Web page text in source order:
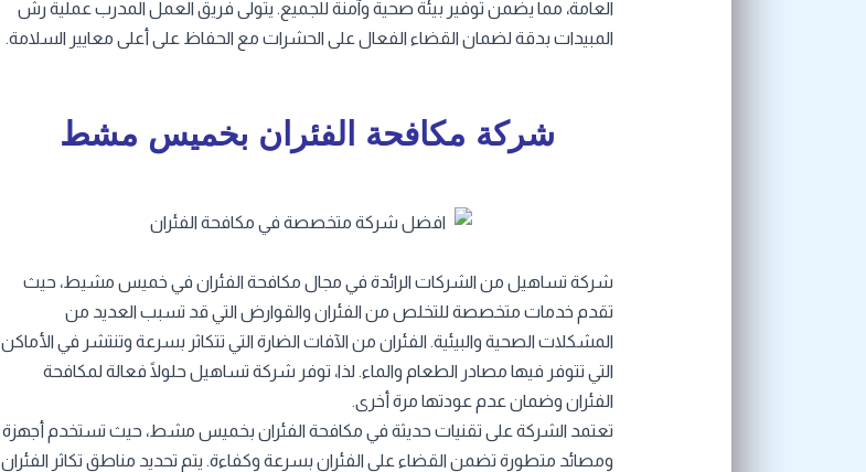
العامة، مما يضمن توفير بيئة صحية وآمنة للجميع. يتولى فريق العمل المدرب عملية رش
المبيدات بدقة لضمان القضاء الفعال على الحشرات مع الحفاظ على أعلى معايير السلامة.
شركة مكافحة الفئران بخميس مشط
شركة تساهيل من الشركات الرائدة في مجال مكافحة الفئران في خميس مشيط، حيث
تقدم خدمات متخصصة للتخلص من الفئران والقوارض التي قد تسبب العديد من
المشكلات الصحية والبيئية. الفئران من الآفات الضارة التي تتكاثر بسرعة وتنتشر في الأماكن
التي تتوفر فيها مصادر الطعام والماء. لذا، توفر شركة تساهيل حلولًا فعالة لمكافحة
الفئران وضمان عدم عودتها مرة أخرى.
تعتمد الشركة على تقنيات حديثة في مكافحة الفئران بخميس مشط، حيث تستخدم أجهزة
ومصائد متطورة تضمن القضاء على الفئران بسرعة وكفاءة. يتم تحديد مناطق تكاثر الفئران